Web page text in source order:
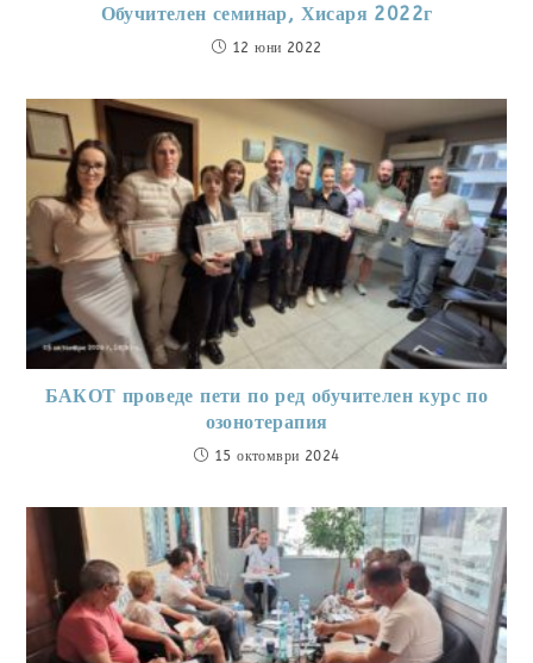
Обучителен семинар, Хисаря 2022г
12 юни 2022
БАКОТ проведе пети по ред обучителен курс по
озонотерапия
15 октомври 2024